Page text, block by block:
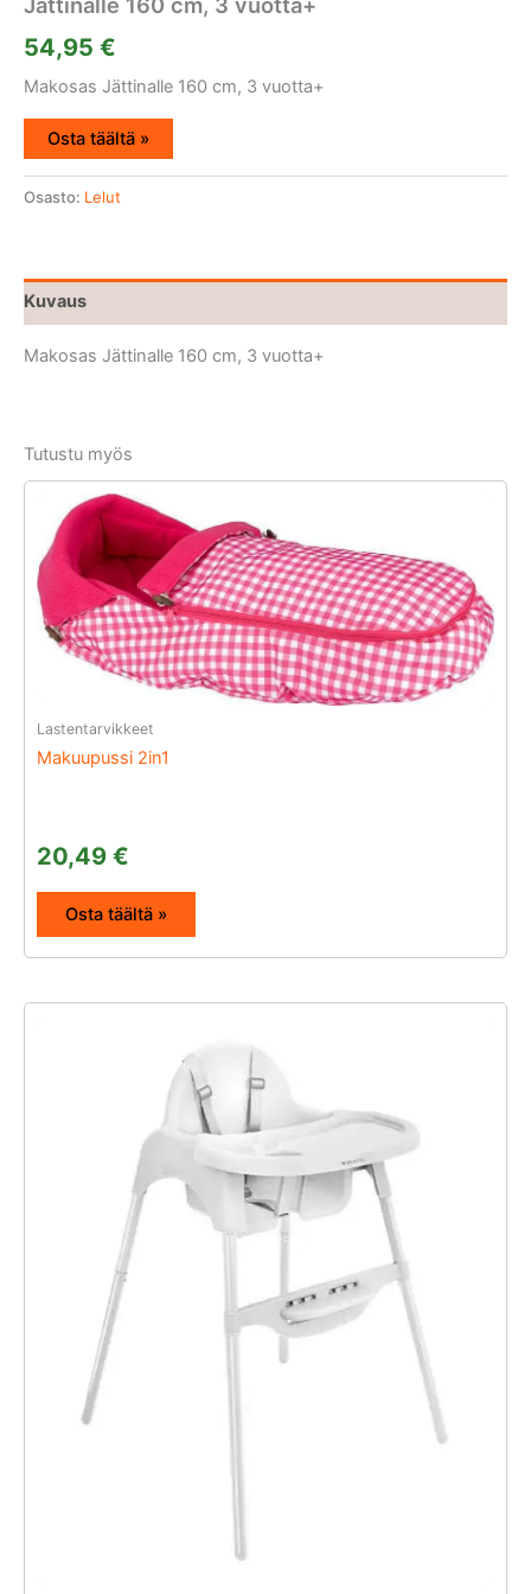
54,95 €
Makosas Jättinalle 160 cm, 3 vuotta+
Osta täältä »
Osasto: Lelut
Kuvaus
Makosas Jättinalle 160 cm, 3 vuotta+
Tutustu myös
Lastentarvikkeet
Makuupussi 2in1
20,49 €
Osta täältä »